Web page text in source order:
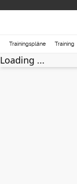
Trainingspläne Training
Loading ...